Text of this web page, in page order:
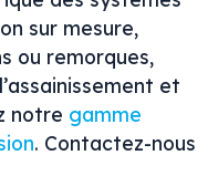
sur mesure,
ou remorques,
et
notre gamme
. Contactez-nous